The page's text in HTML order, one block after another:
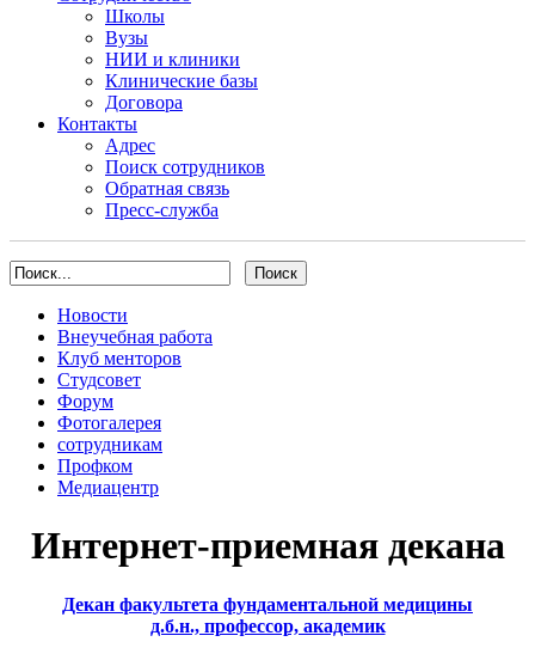
Школы
Вузы
НИИ и клиники
Клинические базы
Договора
Контакты
Адрес
Поиск сотрудников
Обратная связь
Пресс-служба
Новости
Внеучебная работа
Клуб менторов
Студсовет
Форум
Фотогалерея
сотрудникам
Профком
Медиацентр
Интернет-приемная декана
Декан факультета фундаментальной медицины
д.б.н., профессор, академик